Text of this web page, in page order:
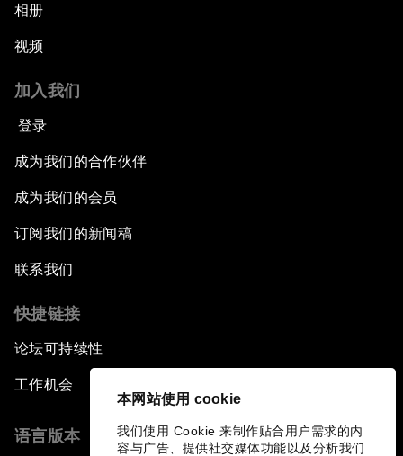
本网站使用 cookie
我们使用 Cookie 来制作贴合用户需求的内
容与广告、提供社交媒体功能以及分析我们
相册
视频
加入我们
登录
成为我们的合作伙伴
成为我们的会员
订阅我们的新闻稿
联系我们
快捷链接
论坛可持续性
工作机会
语言版本